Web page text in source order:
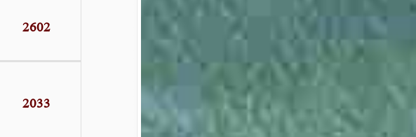
2602
2033